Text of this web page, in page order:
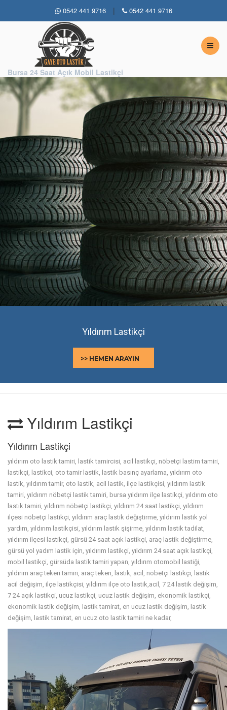
0542 441 9716 | 0542 441 9716
Bursa 24 Saat Açık Mobil Lastikçi
Yıldırım Lastikçi
>> HEMEN ARAYIN
Yıldırım Lastikçi
Yıldırım Lastikçi
yıldırım oto lastik tamiri, lastik tamircisi, acil lastikçi, nöbetçi lastim tamiri,
lastikçi, lastikci, oto tamir lastik, lastik basınç ayarlama, yıldırım oto
lastik, yıldırım tamir, oto lastik, acil lastik, ilçe lastikçisi, yıldırım lastik
tamiri, yıldırım nöbetçi lastik tamiri, bursa yıldırım ilçe lastikçi, yıldırım oto
lastik tamiri, yıldırım nöbetçi lastikçi, yıldırım 24 saat lastikçi, yıldırım
ilçesi nöbetçi lastikçi, yıldırım araç lastik değiştirme, yıldırım lastik yol
yardım, yıldırım lastikçisi, yıldırım lastik şişirme, yıldırım lastik tadilat,
yıldırım ilçesi lastikçi, gürsü 24 saat açık lastikçi, araç lastik değiştirme,
gürsü yol yadım lastik için, yıldırım lastikçi, yıldırım 24 saat açık lastikçi,
mobil lastikçi, gürsüda lastik tamiri yapan, yıldırım otomobil lastiği,
yıldırım araç tekeri tamiri, araç tekeri, lastik, acil, nöbetçi lastikçi, lastik
acil değişim, ilçe lastikçisi, yıldırım ilçe oto lastik,acil, 7 24 lastik değişim,
7 24 açık lastikçi, ucuz lastikçi, ucuz lastik değişim, ekonomik lastikçi,
ekonomik lastik değişim, lastik tamirat, en ucuz lastik değişim, lastik
değişim, lastik tamirat, en ucuz oto lastik tamiri ne kadar,